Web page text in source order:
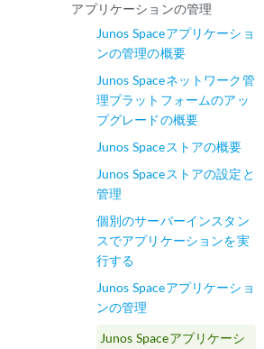
アプリケーションの管理
Junos Spaceアプリケーショ
ンの管理の概要
Junos Spaceネットワーク管
理プラットフォームのアッ
プグレードの概要
Junos Spaceストアの概要
Junos Spaceストアの設定と
管理
個別のサーバーインスタン
スでアプリケーションを実
行する
Junos Spaceアプリケーショ
ンの管理
Junos Spaceアプリケーシ